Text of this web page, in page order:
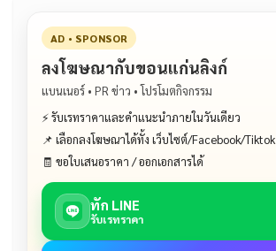
AD • SPONSOR
ลงโฆษณากับขอนแก่นลิงก์
แบนเนอร์ • PR ข่าว • โปรโมตกิจกรรม
⚡ รับเรทราคาและคำแนะนำภายในวันเดียว
📌 เลือกลงโฆษณาได้ทั้ง เว็บไซต์/Facebook/Tiktok
🧾 ขอใบเสนอราคา / ออกเอกสารได้
ทัก LINE
รับเรทราคา